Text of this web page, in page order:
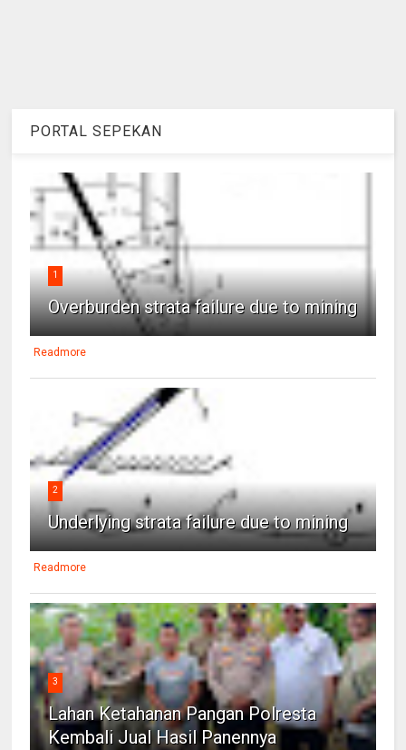
PORTAL SEPEKAN
1
Overburden strata failure due to mining
Readmore
2
Underlying strata failure due to mining
Readmore
3
Lahan Ketahanan Pangan Polresta
Kembali Jual Hasil Panennya